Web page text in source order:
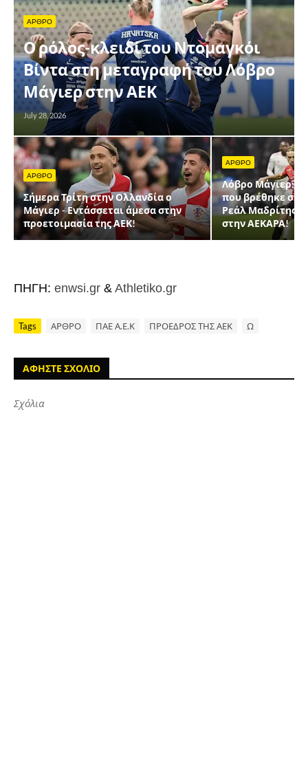
ΑΡΘΡΟ
Ο ρόλος-κλειδί του Ντομαγκόι
Βίντα στη μεταγραφή του Λόβρο
Μάγιερ στην ΑΕΚ
July 28, 2026
ΑΡΘΡΟ
Σήμερα Τρίτη στην Ολλανδία ο
Μάγιερ - Εντάσσεται άμεσα στην
προετοιμασία της ΑΕΚ!
ΑΡΘΡΟ
Λόβρο Μάγιερ: Ο
που βρέθηκε στο
Ρεάλ Μαδρίτης
στην ΑΕΚΑΡΑ!
ΠΗΓΗ: enwsi.gr & Athletiko.gr
Tags ΑΡΘΡΟ ΠΑΕ Α.Ε.Κ ΠΡΟΕΔΡΟΣ ΤΗΣ ΑΕΚ Ω
ΑΦΗΣΤΕ ΣΧΟΛΙΟ
Σχόλια